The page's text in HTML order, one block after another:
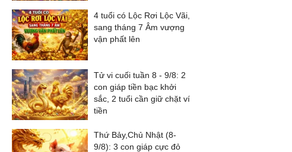
4 tuổi có Lộc Rơi Lộc Vãi,
sang tháng 7 Âm vượng
vận phất lên
Tử vi cuối tuần 8 - 9/8: 2
con giáp tiền bạc khởi
sắc, 2 tuổi cần giữ chặt ví
tiền
Thứ Bảy,Chủ Nhật (8-
9/8): 3 con giáp cực đỏ